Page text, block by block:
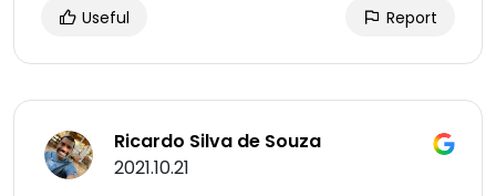
Useful Report
Ricardo Silva de Souza
2021.10.21